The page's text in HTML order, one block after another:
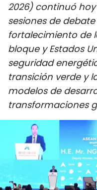
2026) continuó
sesiones de
fortalecimiento de
bloque y Estados
seguridad
transición verde y
modelos de
transformaciones